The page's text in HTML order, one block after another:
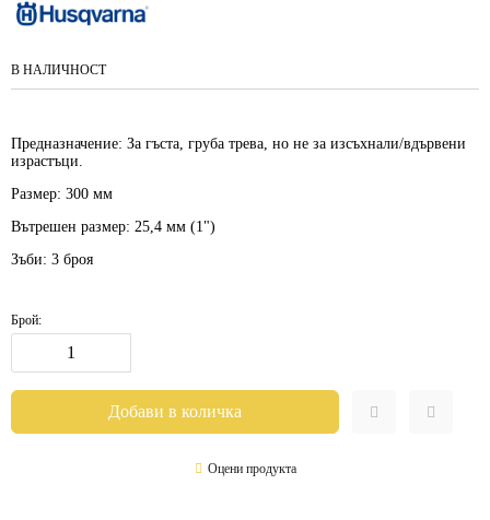
В НАЛИЧНОСТ
Предназначение: За гъста, груба трева, но не за изсъхнали/вдървени
израстъци.
Размер: 300 мм
Вътрешен размер: 25,4 мм (1")
Зъби: 3 броя
Брой:
Оцени продукта